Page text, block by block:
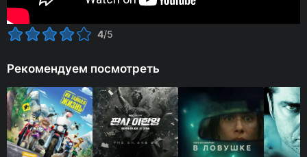
4/5
Рекомендуем посмотреть